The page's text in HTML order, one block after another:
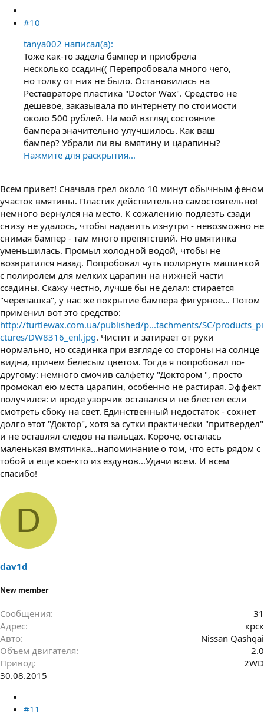
#10
tanya002 написал(а):
Тоже как-то задела бампер и приобрела
несколько ссадин(( Перепробовала много чего,
но толку от них не было. Остановилась на
Реставраторе пластика "Doctor Wax". Средство не
дешевое, заказывала по интернету по стоимости
около 500 рублей. На мой взгляд состояние
бампера значительно улучшилось. Как ваш
бампер? Убрали ли вы вмятину и царапины?
Нажмите для раскрытия...
Всем привет! Сначала грел около 10 минут обычным феном
участок вмятины. Пластик действительно самостоятельно!
немного вернулся на место. К сожалению подлезть сзади
снизу не удалось, чтобы надавить изнутри - невозможно не
снимая бампер - там много препятствий. Но вмятинка
уменьшилась. Промыл холодной водой, чтобы не
возвратился назад. Попробовал чуть полирнуть машинкой
с полиролем для мелких царапин на нижней части
ссадины. Скажу честно, лучше бы не делал: стирается
"черепашка", у нас же покрытие бампера фигурное... Потом
применил вот это средство:
http://turtlewax.com.ua/published/p...tachments/SC/products_pi
ctures/DW8316_enl.jpg. Чистит и затирает от руки
нормально, но ссадинка при взгляде со стороны на солнце
видна, причем белесым цветом. Тогда я попробовал по-
другому: немного смочив салфетку "Доктором ", просто
промокал ею места царапин, особенно не растирая. Эффект
получился: и вроде узорчик оставался и не блестел если
смотреть сбоку на свет. Единственный недостаток - сохнет
долго этот "Доктор", хотя за сутки практически "притвердел"
и не оставлял следов на пальцах. Короче, осталась
маленькая вмятинка...напоминание о том, что есть рядом с
тобой и еще кое-кто из ездунов...Удачи всем. И всем
спасибо!
D
dav1d
New member
Сообщения
31
Адрес
крск
Авто
Nissan Qashqai
Объем двигателя
2.0
Привод
2WD
30.08.2015
#11